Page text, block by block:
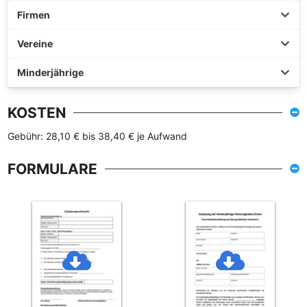
Firmen
Vereine
Minderjährige
KOSTEN
Gebühr: 28,10 € bis 38,40 € je Aufwand
FORMULARE